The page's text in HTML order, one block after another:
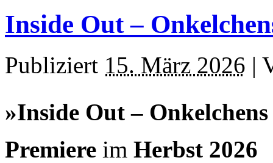
Inside Out –
Publiziert 15. März 2026 |
»Inside Out –
Premiere im Herbst 2026